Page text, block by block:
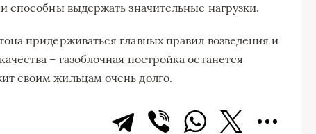
способны выдержать значительные нагрузки.
придерживаться главных правил возведения и
– газоблочная постройка останется
своим жильцам очень долго.